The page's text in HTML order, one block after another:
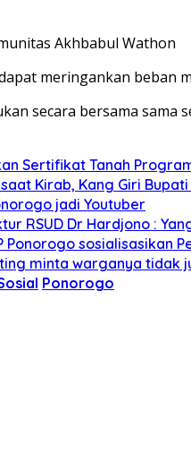
Akhbabul Wathon
meringankan beban
secara bersama sama
Sertifikat Tanah
Kirab, Kang Giri
jadi Youtuber
RSUD Dr Hardjono :
Ponorogo sosialisasikan
minta warganya tidak
Ponorogo